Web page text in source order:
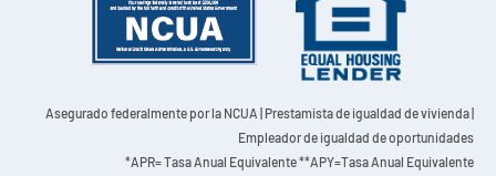
Asegurado federalmente por la NCUA | Prestamista de igualdad de vivienda |
Empleador de igualdad de oportunidades
*APR= Tasa Anual Equivalente **APY=Tasa Anual Equivalente